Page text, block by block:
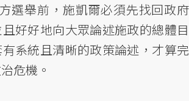
選舉前，施凱爾必須先找回政府
好好地向大眾論述施政的總體目
系統且清晰的政策論述，才算完
危機。